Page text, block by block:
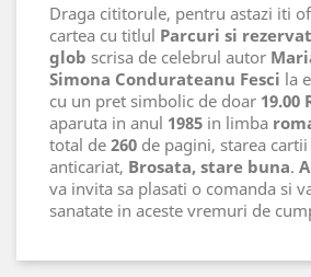
Draga cititorule, pentru astazi iti
cartea cu titlul Parcuri si
glob scrisa de celebrul autor
Simona Condurateanu Fesci la
cu un pret simbolic de doar 19.00
aparuta in anul 1985 in limba
total de 260 de pagini, starea
anticariat, Brosata, stare buna.
va invita sa plasati o comanda si
sanatate in aceste vremuri de